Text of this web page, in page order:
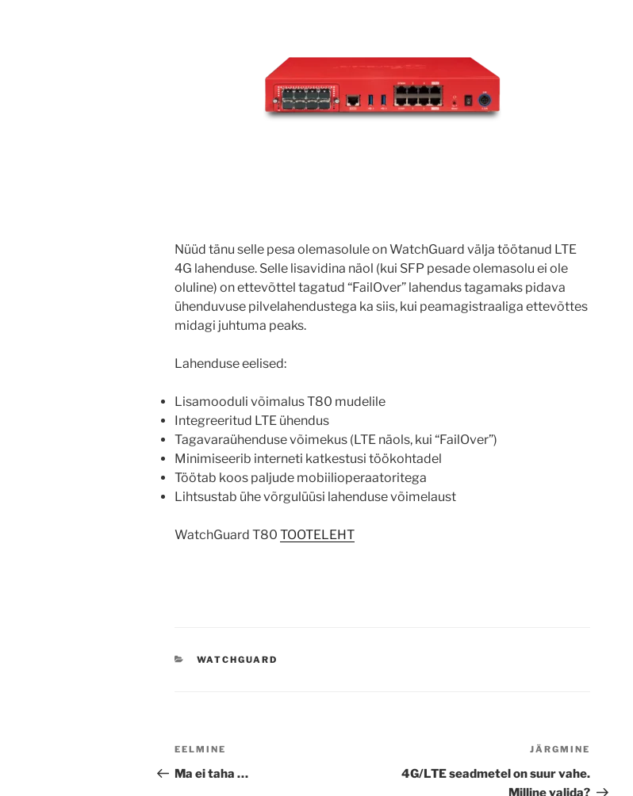
Nüüd tänu selle pesa olemasolule on WatchGuard välja töötanud LTE
4G lahenduse. Selle lisavidina näol (kui SFP pesade olemasolu ei ole
oluline) on ettevõttel tagatud “FailOver” lahendus tagamaks pidava
ühenduvuse pilvelahendustega ka siis, kui peamagistraaliga ettevõttes
midagi juhtuma peaks.
Lahenduse eelised:
Lisamooduli võimalus T80 mudelile
Integreeritud LTE ühendus
Tagavaraühenduse võimekus (LTE näols, kui “FailOver”)
Minimiseerib interneti katkestusi töökohtadel
Töötab koos paljude mobiilioperaatoritega
Lihtsustab ühe võrgulüüsi lahenduse võimelaust
WatchGuard T80 TOOTELEHT
CATEGORIES
WATCHGUARD
Navigeerimine
Previous
Post
EELMINE
Ma ei taha …
JÄRGMINE
4G/LTE seadmetel on suur vahe.
Milline valida?